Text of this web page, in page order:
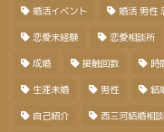
婚活イベント 婚活 男性
恋愛未経験 恋愛相談所
成婚 接触回数 時
生涯未婚 男性 結
自己紹介 西三河結婚相